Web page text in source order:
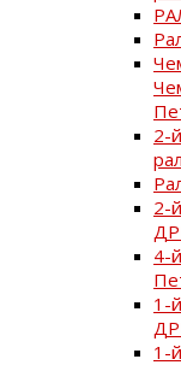
2-
2-
4-
1-
1-